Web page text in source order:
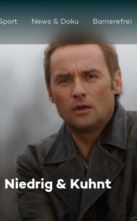
News & Doku Barrierefrei
Niedrig & Kuhnt